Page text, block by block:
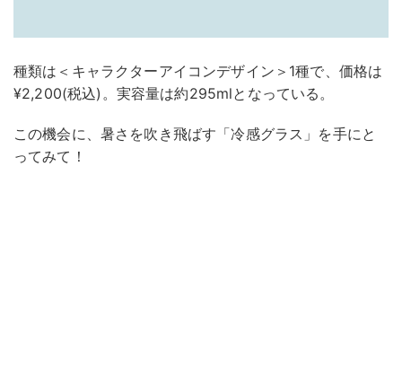
種類は＜キャラクターアイコンデザイン＞1種で、価格は
¥2,200(税込)。実容量は約295mlとなっている。
この機会に、暑さを吹き飛ばす「冷感グラス」を手にと
ってみて！